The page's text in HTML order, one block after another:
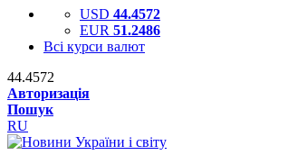
USD 44.4572
EUR 51.2486
Всі курси валют
44.4572
Авторизація
Пошук
RU